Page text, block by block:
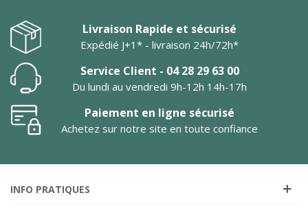
Livraison Rapide et sécurisé
Expédié J+1* - livraison 24h/72h*
Service Client - 04 28 29 63 00
Du lundi au vendredi 9h-12h 14h-17h
Paiement en ligne sécurisé
Achetez sur notre site en toute confiance
INFO PRATIQUES